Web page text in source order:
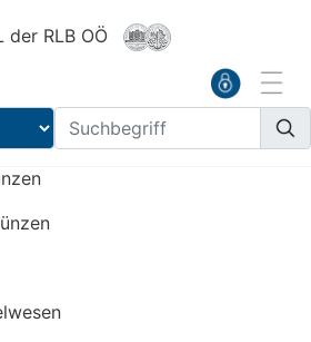
der RLB OÖ